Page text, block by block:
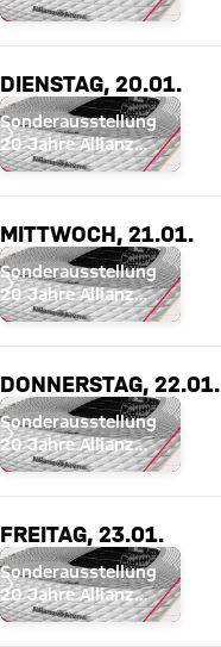
Arena
DIENSTAG, 20.01.
Sonderausstellung
20 Jahre Allianz
Arena
MITTWOCH, 21.01.
Sonderausstellung
20 Jahre Allianz
Arena
DONNERSTAG, 22.01.
Sonderausstellung
20 Jahre Allianz
Arena
FREITAG, 23.01.
Sonderausstellung
20 Jahre Allianz
Arena